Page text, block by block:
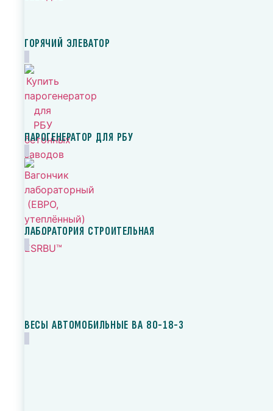
ГОРЯЧИЙ ЭЛЕВАТОР
ПАРОГЕНЕРАТОР ДЛЯ РБУ
ЛАБОРАТОРИЯ СТРОИТЕЛЬНАЯ
ВЕСЫ АВТОМОБИЛЬНЫЕ ВА 80-18-3